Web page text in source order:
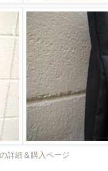
詳細＆購入ページ